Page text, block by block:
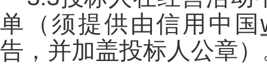
单（须提供由信用中国
告，并加盖投标人公章